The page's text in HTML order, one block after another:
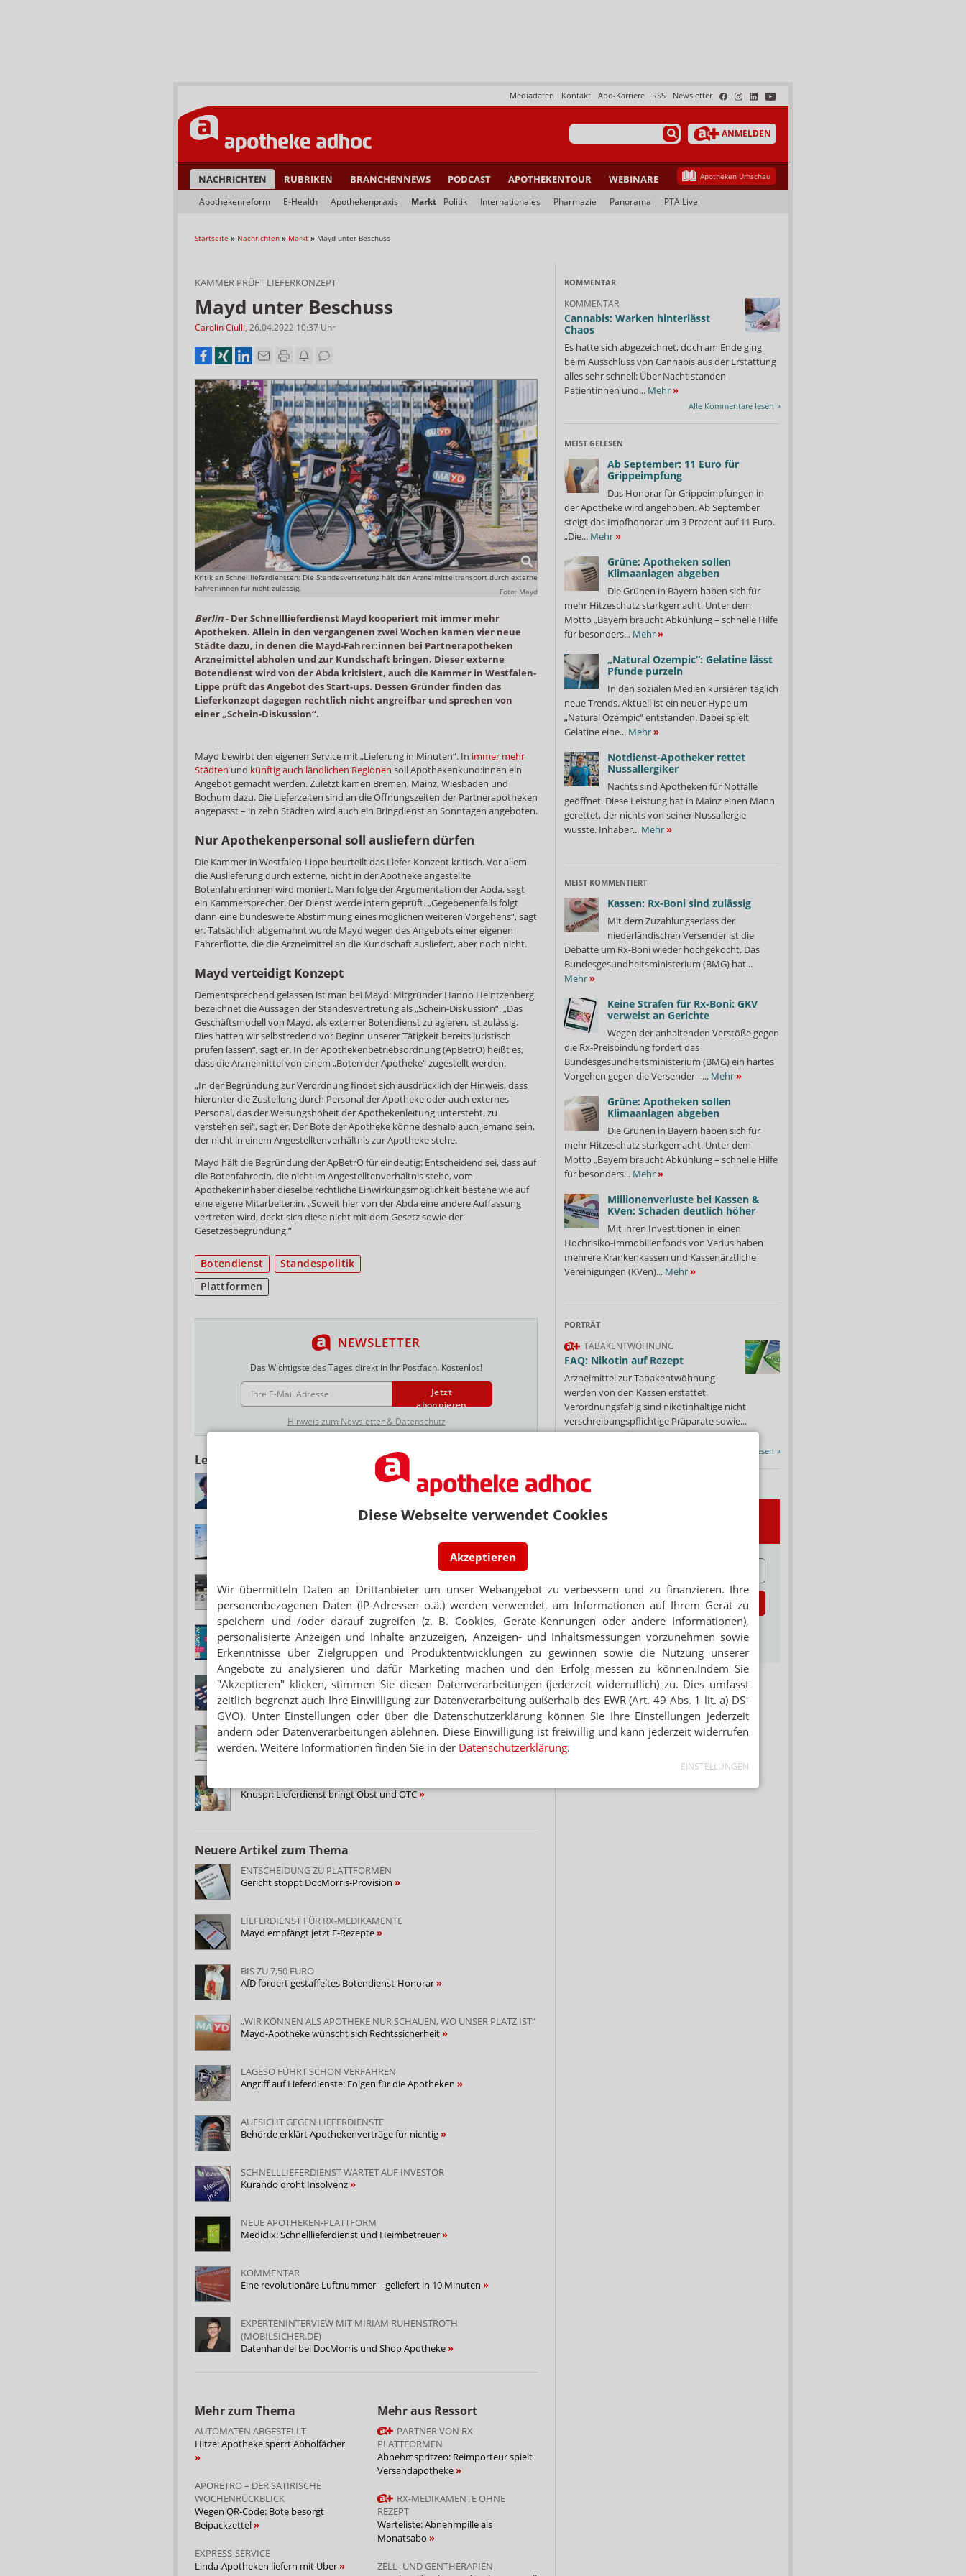
Diese Webseite verwendet Cookies
Akzeptieren
Wir übermitteln Daten an Drittanbieter um unser Webangebot zu verbessern und zu finanzieren. Ihre
personenbezogenen Daten (IP-Adressen o.ä.) werden verwendet, um Informationen auf Ihrem Gerät zu
speichern und /oder darauf zugreifen (z. B. Cookies, Geräte-Kennungen oder andere Informationen),
personalisierte Anzeigen und Inhalte anzuzeigen, Anzeigen- und Inhaltsmessungen vorzunehmen sowie
Erkenntnisse über Zielgruppen und Produktentwicklungen zu gewinnen sowie die Nutzung unserer
Angebote zu analysieren und dafür Marketing machen und den Erfolg messen zu können.Indem Sie
"Akzeptieren" klicken, stimmen Sie diesen Datenverarbeitungen (jederzeit widerruflich) zu. Dies umfasst
zeitlich begrenzt auch Ihre Einwilligung zur Datenverarbeitung außerhalb des EWR (Art. 49 Abs. 1 lit. a) DS-
GVO). Unter Einstellungen oder über die Datenschutzerklärung können Sie Ihre Einstellungen jederzeit
ändern oder Datenverarbeitungen ablehnen. Diese Einwilligung ist freiwillig und kann jederzeit widerrufen
werden. Weitere Informationen finden Sie in der Datenschutzerklärung.
EINSTELLUNGEN
Newsletter
RSS
Apo-Karriere
Kontakt
Mediadaten
ANMELDEN
NACHRICHTEN RUBRIKEN BRANCHENNEWS PODCAST APOTHEKENTOUR WEBINARE Apotheken Umschau
Apothekenreform E-Health Apothekenpraxis Markt Politik Internationales Pharmazie Panorama PTA Live
Startseite » Nachrichten » Markt » Mayd unter Beschuss
KAMMER PRÜFT LIEFERKONZEPT
Mayd unter Beschuss
Carolin Ciulli, 26.04.2022 10:37 Uhr
Kritik an Schnelllieferdiensten: Die Standesvertretung hält den Arzneimitteltransport durch externe
Fahrer:innen für nicht zulässig.
Foto: Mayd
Berlin- Der Schnelllieferdienst Mayd kooperiert mit immer mehr
Apotheken. Allein in den vergangenen zwei Wochen kamen vier neue
Städte dazu, in denen die Mayd-Fahrer:innen bei Partnerapotheken
Arzneimittel abholen und zur Kundschaft bringen. Dieser externe
Botendienst wird von der Abda kritisiert, auch die Kammer in Westfalen-
Lippe prüft das Angebot des Start-ups. Dessen Gründer finden das
Lieferkonzept dagegen rechtlich nicht angreifbar und sprechen von
einer „Schein-Diskussion“.
Mayd bewirbt den eigenen Service mit „Lieferung in Minuten“. In immer mehr
Städten und künftig auch ländlichen Regionen soll Apothekenkund:innen ein
Angebot gemacht werden. Zuletzt kamen Bremen, Mainz, Wiesbaden und
Bochum dazu. Die Lieferzeiten sind an die Öffnungszeiten der Partnerapotheken
angepasst – in zehn Städten wird auch ein Bringdienst an Sonntagen angeboten.
Nur Apothekenpersonal soll ausliefern dürfen
Die Kammer in Westfalen-Lippe beurteilt das Liefer-Konzept kritisch. Vor allem
die Auslieferung durch externe, nicht in der Apotheke angestellte
Botenfahrer:innen wird moniert. Man folge der Argumentation der Abda, sagt
ein Kammersprecher. Der Dienst werde intern geprüft. „Gegebenenfalls folgt
dann eine bundesweite Abstimmung eines möglichen weiteren Vorgehens“, sagt
er. Tatsächlich abgemahnt wurde Mayd wegen des Angebots einer eigenen
Fahrerflotte, die die Arzneimittel an die Kundschaft ausliefert, aber noch nicht.
Mayd verteidigt Konzept
Dementsprechend gelassen ist man bei Mayd: Mitgründer Hanno Heintzenberg
bezeichnet die Aussagen der Standesvertretung als „Schein-Diskussion“. „Das
Geschäftsmodell von Mayd, als externer Botendienst zu agieren, ist zulässig.
Dies hatten wir selbstredend vor Beginn unserer Tätigkeit bereits juristisch
prüfen lassen“, sagt er. In der Apothekenbetriebsordnung (ApBetrO) heißt es,
dass die Arzneimittel von einem „Boten der Apotheke“ zugestellt werden.
„In der Begründung zur Verordnung findet sich ausdrücklich der Hinweis, dass
hierunter die Zustellung durch Personal der Apotheke oder auch externes
Personal, das der Weisungshoheit der Apothekenleitung untersteht, zu
verstehen sei“, sagt er. Der Bote der Apotheke könne deshalb auch jemand sein,
der nicht in einem Angestelltenverhältnis zur Apotheke stehe.
Mayd hält die Begründung der ApBetrO für eindeutig: Entscheidend sei, dass auf
die Botenfahrer:in, die nicht im Angestelltenverhältnis stehe, vom
Apothekeninhaber dieselbe rechtliche Einwirkungsmöglichkeit bestehe wie auf
eine eigene Mitarbeiter:in. „Soweit hier von der Abda eine andere Auffassung
vertreten wird, deckt sich diese nicht mit dem Gesetz sowie der
Gesetzesbegründung.“
Botendienst
Standespolitik
Plattformen
NEWSLETTER
Das Wichtigste des Tages direkt in Ihr Postfach. Kostenlos!
E-MAIL ADRESSE
Jetzt
abonnieren
Hinweis zum Newsletter & Datenschutz
Lesen Sie auch
ARZNEIMITTEL-SCHNELLLIEFERDIENST
Mayd: Apotheke fährt 3-Preis-Strategie
MAYD LIEFERT IM NOTDIENST
Feiertag: Apotheke verweist auf Mayd
LIEFERDIENST WILL IN DIE FLÄCHE
30 Millionen Euro: US-Investor steigt bei Mayd ein
BIENEN-APOTHEKEN AUF DREI PLATTFORMEN
Essenslieferdienst Wolt bringt Apothekenexklusives
Knuspr: Lieferdienst bringt Obst und OTC
Neuere Artikel zum Thema
ENTSCHEIDUNG ZU PLATTFORMEN
Gericht stoppt DocMorris-Provision
LIEFERDIENST FÜR RX-MEDIKAMENTE
Mayd empfängt jetzt E-Rezepte
BIS ZU 7,50 EURO
AfD fordert gestaffeltes Botendienst-Honorar
„WIR KÖNNEN ALS APOTHEKE NUR SCHAUEN, WO UNSER PLATZ IST“
Mayd-Apotheke wünscht sich Rechtssicherheit
LAGESO FÜHRT SCHON VERFAHREN
Angriff auf Lieferdienste: Folgen für die Apotheken
AUFSICHT GEGEN LIEFERDIENSTE
Behörde erklärt Apothekenverträge für nichtig
SCHNELLLIEFERDIENST WARTET AUF INVESTOR
Kurando droht Insolvenz
NEUE APOTHEKEN-PLATTFORM
Mediclix: Schnelllieferdienst und Heimbetreuer
KOMMENTAR
Eine revolutionäre Luftnummer – geliefert in 10 Minuten
EXPERTENINTERVIEW MIT MIRIAM RUHENSTROTH
(MOBILSICHER.DE)
Datenhandel bei DocMorris und Shop Apotheke
Mehr zum Thema
AUTOMATEN ABGESTELLT
Hitze: Apotheke sperrt Abholfächer
APORETRO – DER SATIRISCHE
WOCHENRÜCKBLICK
Wegen QR-Code: Bote besorgt
Beipackzettel
EXPRESS-SERVICE
Linda-Apotheken liefern mit Uber
Mehr aus Ressort
PARTNER VON RX-
PLATTFORMEN
Abnehmspritzen: Reimporteur spielt
Versandapotheke
RX-MEDIKAMENTE OHNE
REZEPT
Warteliste: Abnehmpille als
Monatsabo
ZELL- UND GENTHERAPIEN
KOMMENTAR
KOMMENTAR
Cannabis: Warken hinterlässt
Chaos
Es hatte sich abgezeichnet, doch am Ende ging
beim Ausschluss von Cannabis aus der Erstattung
alles sehr schnell: Über Nacht standen
Patientinnen und... Mehr»
Alle Kommentare lesen »
MEIST GELESEN
Ab September: 11 Euro für
Grippeimpfung
Das Honorar für Grippeimpfungen in
der Apotheke wird angehoben. Ab September
steigt das Impfhonorar um 3 Prozent auf 11 Euro.
„Die... Mehr»
Grüne: Apotheken sollen
Klimaanlagen abgeben
Die Grünen in Bayern haben sich für
mehr Hitzeschutz starkgemacht. Unter dem
Motto „Bayern braucht Abkühlung – schnelle Hilfe
für besonders... Mehr»
„Natural Ozempic“: Gelatine lässt
Pfunde purzeln
In den sozialen Medien kursieren täglich
neue Trends. Aktuell ist ein neuer Hype um
„Natural Ozempic“ entstanden. Dabei spielt
Gelatine eine... Mehr»
Notdienst-Apotheker rettet
Nussallergiker
Nachts sind Apotheken für Notfälle
geöffnet. Diese Leistung hat in Mainz einen Mann
gerettet, der nichts von seiner Nussallergie
wusste. Inhaber... Mehr»
MEIST KOMMENTIERT
Kassen: Rx-Boni sind zulässig
Mit dem Zuzahlungserlass der
niederländischen Versender ist die
Debatte um Rx-Boni wieder hochgekocht. Das
Bundesgesundheitsministerium (BMG) hat...
Mehr»
Keine Strafen für Rx-Boni: GKV
verweist an Gerichte
Wegen der anhaltenden Verstöße gegen
die Rx-Preisbindung fordert das
Bundesgesundheitsministerium (BMG) ein hartes
Vorgehen gegen die Versender –... Mehr»
Grüne: Apotheken sollen
Klimaanlagen abgeben
Die Grünen in Bayern haben sich für
mehr Hitzeschutz starkgemacht. Unter dem
Motto „Bayern braucht Abkühlung – schnelle Hilfe
für besonders... Mehr»
Millionenverluste bei Kassen &
KVen: Schaden deutlich höher
Mit ihren Investitionen in einen
Hochrisiko-Immobilienfonds von Verius haben
mehrere Krankenkassen und Kassenärztliche
Vereinigungen (KVen)... Mehr»
PORTRÄT
TABAKENTWÖHNUNG
FAQ: Nikotin auf Rezept
Arzneimittel zur Tabakentwöhnung
werden von den Kassen erstattet.
Verordnungsfähig sind nikotinhaltige nicht
verschreibungspflichtige Präparate sowie...
Mehr»
Alle Porträts lesen »
Jetzt abonnieren
Hinweis zum Newsletter &
Datenschutz